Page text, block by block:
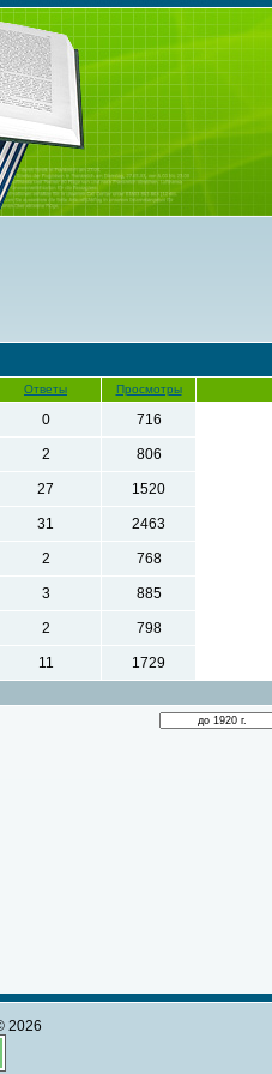
Ответы Просмотры
0 716
2 806
27 1520
31 2463
2 768
3 885
2 798
11 1729
2026